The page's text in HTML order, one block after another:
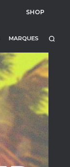
SHOP
MARQUES